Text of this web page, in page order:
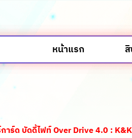
หน้าแรก
าร์ด บัดดี้ไฟท์ Over Drive 4.0 :